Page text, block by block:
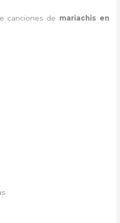
canciones de mariachis en
MAMÁ